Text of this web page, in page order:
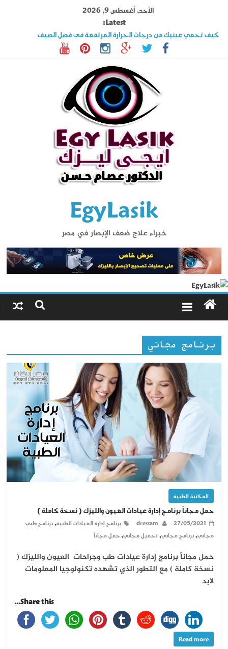
content
الأحد, أغسطس 9, 2026
Latest:
كيف تحمي عينيك من درجات الحرارة المرتفعة في فصل الصيف
تصوير القرنية أهم فحوصات عملية الليزك .. اكتشف المزيد عنه
قصر النظر وطول النظر الفرق بينهما وهل الليزك علاج فعال ؟
السوبراكور تقنية تخلصك من نظارة القراءة فى دقائق تعرف على شروطها
حول العين فى الأطفال والكبار الأسباب وأحدث طرق العلاج
EgyLasik
خبراء علاج ضعف الإبصار في مصر
برنامج مجاني
المكتبة الطبية
حمل مجاناً برنامج إدارة عيادات العيون والليزك ( نسخة كاملة )
27/05/2021
dressam برنامج إدارة العيادات الطبية,برنامج طبي
مجاني,برنامج مجاني,تحميل مجاني,حمل مجاناً
حمل مجاناً برنامج إدارة عيادات طب وجراحات العيون والليزك (
نسخة كاملة ) مع التطور الذي تشهده تكنولوجيا المعلومات
لابد
Share this...
Read more